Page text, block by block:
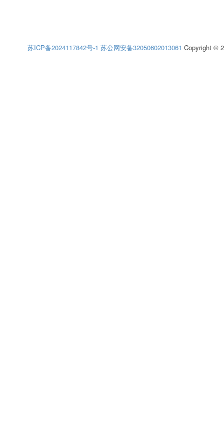
苏ICP备2024117842号-1 苏公网安备32050602013061 Copyright ©